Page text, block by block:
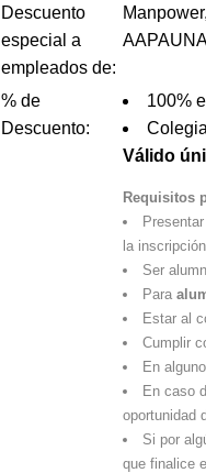
Descuento
especial a
empleados de:
% de
Descuento:
100%
Válido
Requisitos
la
Ser
Para
Estar al
Cumplir
En
En caso
oportunidad
Si por
que finalice